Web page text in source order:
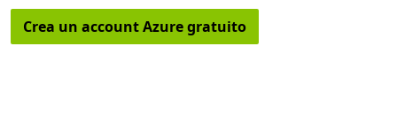
Crea un account Azure gratuito